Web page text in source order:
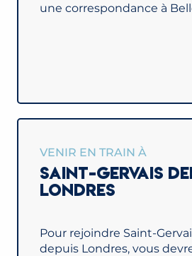
une correspondance à
VENIR EN TRAIN À
SAINT-GERVAIS
LONDRES
Pour rejoindre Saint-
depuis Londres, vous